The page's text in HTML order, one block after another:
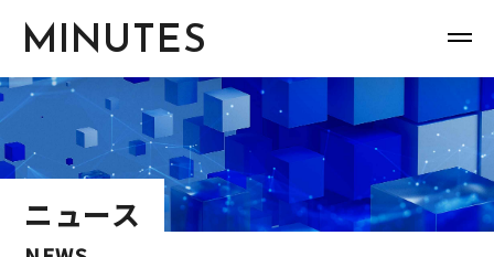
MINUTES
ニュース